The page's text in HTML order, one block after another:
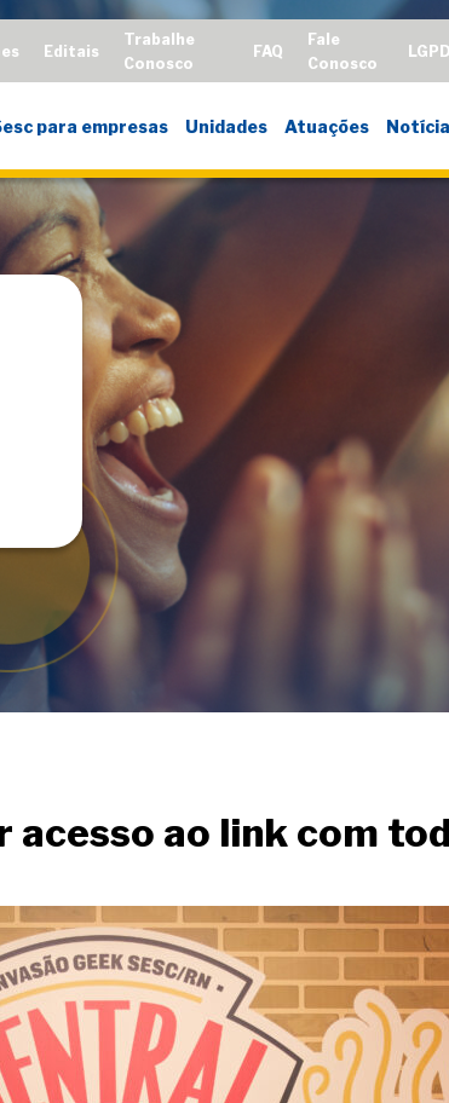
Editais
Trabalhe
Conosco
FAQ
Fale
Conosco
LGPD
para empresas Unidades Atuações
acesso ao link com